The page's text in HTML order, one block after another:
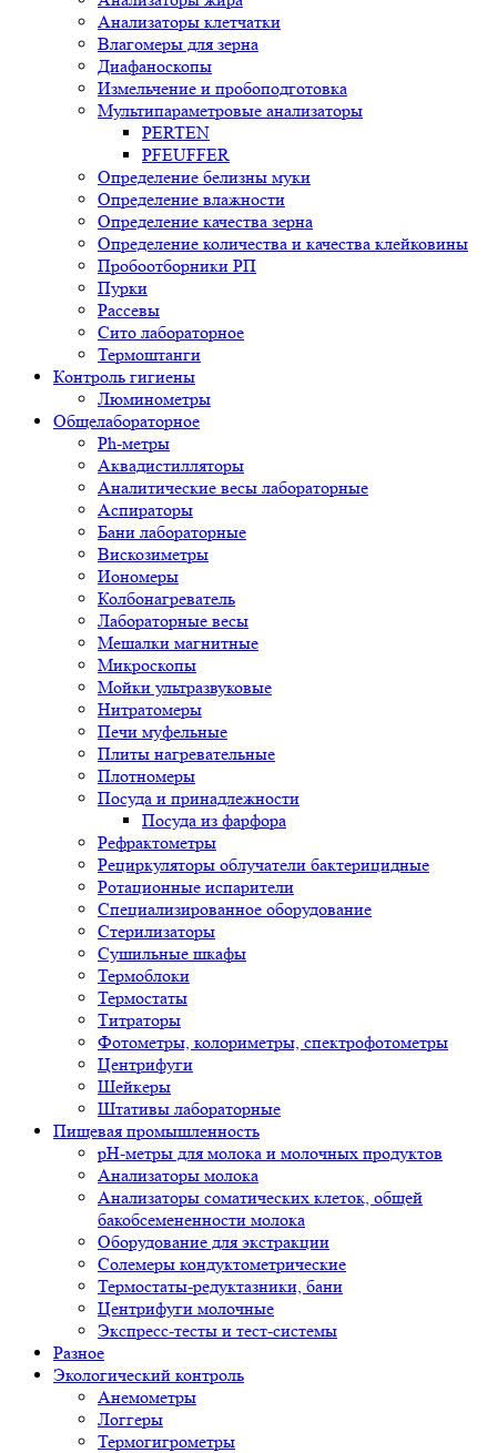
Анализаторы клетчатки
Влагомеры для зерна
Диафаноскопы
Измельчение и пробоподготовка
Мультипараметровые анализаторы
PERTEN
PFEUFFER
Определение белизны муки
Определение влажности
Определение качества зерна
Определение количества и качества клейковины
Пробоотборники РП
Пурки
Рассевы
Сито лабораторное
Термоштанги
Контроль гигиены
Люминометры
Общелабораторное
Ph-метры
Аквадистилляторы
Аналитические весы лабораторные
Аспираторы
Бани лабораторные
Вискозиметры
Иономеры
Колбонагреватель
Лабораторные весы
Мешалки магнитные
Микроскопы
Мойки ультразвуковые
Нитратомеры
Печи муфельные
Плиты нагревательные
Плотномеры
Посуда и принадлежности
Посуда из фарфора
Рефрактометры
Рециркуляторы облучатели бактерицидные
Ротационные испарители
Специализированное оборудование
Стерилизаторы
Сушильные шкафы
Термоблоки
Термостаты
Титраторы
Фотометры, колориметры, спектрофотометры
Центрифуги
Шейкеры
Штативы лабораторные
Пищевая промышленность
pH-метры для молока и молочных продуктов
Анализаторы молока
Анализаторы соматических клеток, общей
бакобсемененности молока
Оборудование для экстракции
Солемеры кондуктометрические
Термостаты-редуктазники, бани
Центрифуги молочные
Экспресс-тесты и тест-системы
Разное
Экологический контроль
Анемометры
Логгеры
Термогигрометры